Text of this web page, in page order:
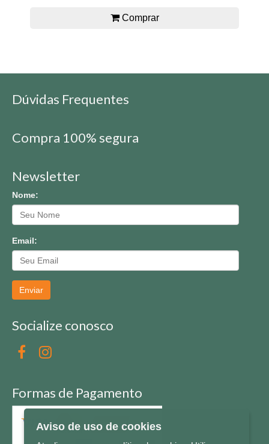
Comprar
Dúvidas Frequentes
Compra 100% segura
Newsletter
Nome:
Email:
Enviar
Socialize conosco
Formas de Pagamento
Aviso de uso de cookies